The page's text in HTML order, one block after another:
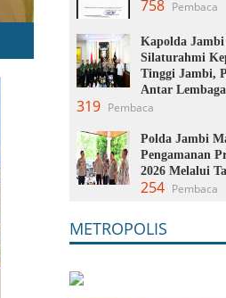
758 Pembaca
Kapolda
Silaturahmi
Tinggi Jambi,
Antar Lembaga
319 Pembaca
Polda Jambi
Pengamanan
2026 Melalui
254 Pembaca
METROPOLIS